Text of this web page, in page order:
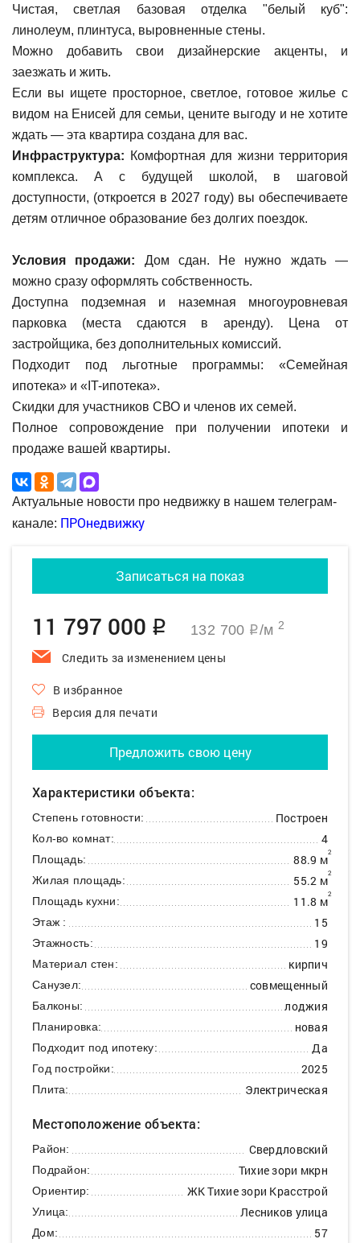
Чистая, светлая базовая отделка "белый куб":
линолеум, плинтуса, выровненные стены.
Можно добавить свои дизайнерские акценты, и
заезжать и жить.
Если вы ищете просторное, светлое, готовое жилье с
видом на Енисей для семьи, цените выгоду и не хотите
ждать — эта квартира создана для вас.
Инфраструктура: Комфортная для жизни территория
комплекса. А с будущей школой, в шаговой
доступности, (откроется в 2027 году) вы обеспечиваете
детям отличное образование без долгих поездок.
Условия продажи: Дом сдан. Не нужно ждать —
можно сразу оформлять собственность.
Доступна подземная и наземная многоуровневая
парковка (места сдаются в аренду). Цена от
застройщика, без дополнительных комиссий.
Подходит под льготные программы: «Семейная
ипотека» и «IT-ипотека».
Скидки для участников СВО и членов их семей.
Полное сопровождение при получении ипотеки и
продаже вашей квартиры.
Актуальные новости про недвижку в нашем телеграм-
канале: ПРОнедвижку
Записаться на показ
11 797 000 q 132 700 q/м 2
Следить за изменением цены
В избранное
Версия для печати
Предложить свою цену
Характеристики объекта:
Степень готовности: Построен
Кол-во комнат: 4
Площадь: 88.9 м2
Жилая площадь: 55.2 м2
Площадь кухни: 11.8 м2
Этаж : 15
Этажность: 19
Материал стен: кирпич
Санузел: совмещенный
Балконы: лоджия
Планировка: новая
Подходит под ипотеку: Да
Год постройки: 2025
Плита: Электрическая
Местоположение объекта:
Район: Свердловский
Подрайон: Тихие зори мкрн
Ориентир: ЖК Тихие зори Красстрой
Улица: Лесников улица
Дом: 57